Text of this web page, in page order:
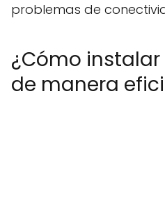
problemas de
¿Cómo
de manera